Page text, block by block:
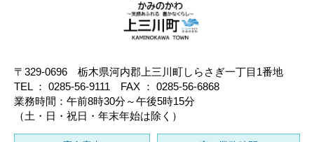
〒329-0696 栃木県河内郡上三川町しらさぎ一丁目1番地
TEL ： 0285-56-9111 FAX ： 0285-56-6868
業務時間：午前8時30分～午後5時15分
（土・日・祝日・年末年始は除く）